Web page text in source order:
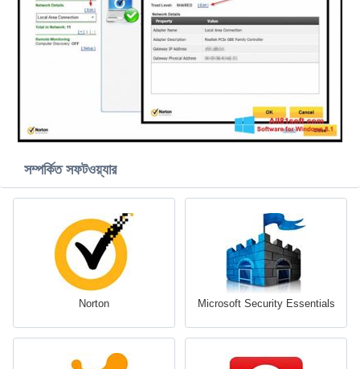
সম্পর্কিত সফটওয়্যার
Norton Microsoft Security Essentials